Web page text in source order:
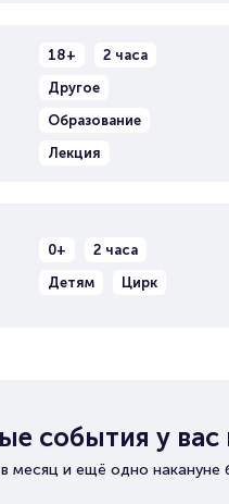
18+
2 часа
Другое
Образование
Лекция
0+
2 часа
Детям
Цирк
события у вас
и ещё одно накануне